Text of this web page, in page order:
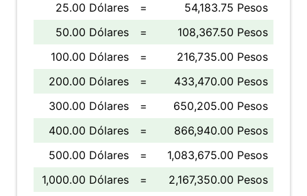
25.00 Dólares
=
54,183.75 Pesos
50.00 Dólares
=
108,367.50 Pesos
100.00 Dólares
=
216,735.00 Pesos
200.00 Dólares
=
433,470.00 Pesos
300.00 Dólares
=
650,205.00 Pesos
400.00 Dólares
=
866,940.00 Pesos
500.00 Dólares
=
1,083,675.00 Pesos
1,000.00 Dólares
=
2,167,350.00 Pesos